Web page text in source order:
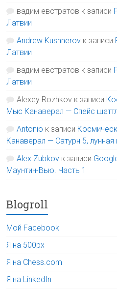
вадим евстратов к записи
Латвии
Andrew Kushnerov к записи
Латвии
вадим евстратов к записи
Латвии
Alexey Rozhkov к записи
Мыс Канаверал — Спейс шаттл
Antonio к записи
Канаверал — Сатурн 5,
Alex Zubkov к записи
Маунтин-Вью. Часть 1
Blogroll
Мой Facebook
Я на 500px
Я на Chess.com
Я на LinkedIn